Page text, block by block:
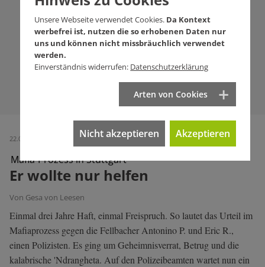
22.04.2026 (Ausgabe 786)
Mafia-Prozess in Stuttgart
Er wollte nur helfen
Von Gesa von Leesen
Einmal drei Jahre Haft, einmal Freispruch. So lautet das Urteil im
Mafiaprozess gegen die Fellbacher Antonino P. und Eric R.,
einen Polizisten. Es ging um Geheimnisverrat, Betrug und die
kalabrische 'Ndrangheta. Auf den Polizeibeamten wartet nun ein
Unsere Webseite verwendet Cookies. Da Kontext
werbefrei ist, nutzen die so erhobenen Daten nur
uns und können nicht missbräuchlich verwendet
werden.
Einverständnis widerrufen: Datenschutzerklärung
Arten von Cookies
Nicht akzeptieren Akzeptieren